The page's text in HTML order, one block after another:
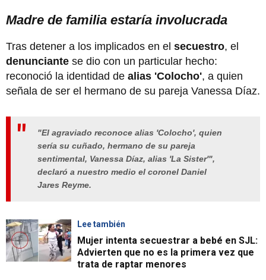
Madre de familia estaría involucrada
Tras detener a los implicados en el secuestro, el
denunciante se dio con un particular hecho:
reconoció la identidad de alias 'Colocho', a quien
señala de ser el hermano de su pareja Vanessa Díaz.
"El agraviado reconoce alias 'Colocho', quien
sería su cuñado, hermano de su pareja
sentimental, Vanessa Díaz, alias 'La Sister'",
declaró a nuestro medio el coronel Daniel
Jares Reyme.
Lee también
Mujer intenta secuestrar a bebé en SJL:
Advierten que no es la primera vez que
trata de raptar menores